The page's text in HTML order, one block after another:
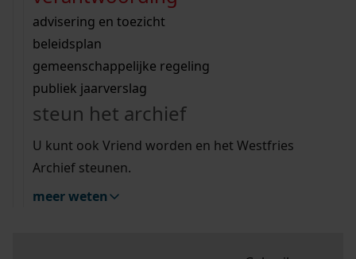
bouwvergunningen
omgevingsvergunningen
vergunningen
beeld en geluid
uitleg nodig?
Wij helpen u op weg met een aantal zoektips.
bekijk alle zoektips
Wij helpen u op weg met een aantal zoektips.
bekijk alle zoektips
bekijk ons geschiedenislokaal
advisering en toezicht
beleidsplan
gemeenschappelijke regeling
publiek jaarverslag
steun het archief
U kunt ook Vriend worden en het Westfries
Archief steunen.
meer weten
zoektips
Mijn Studiezaal (inloggen)
uw zoekopdracht te